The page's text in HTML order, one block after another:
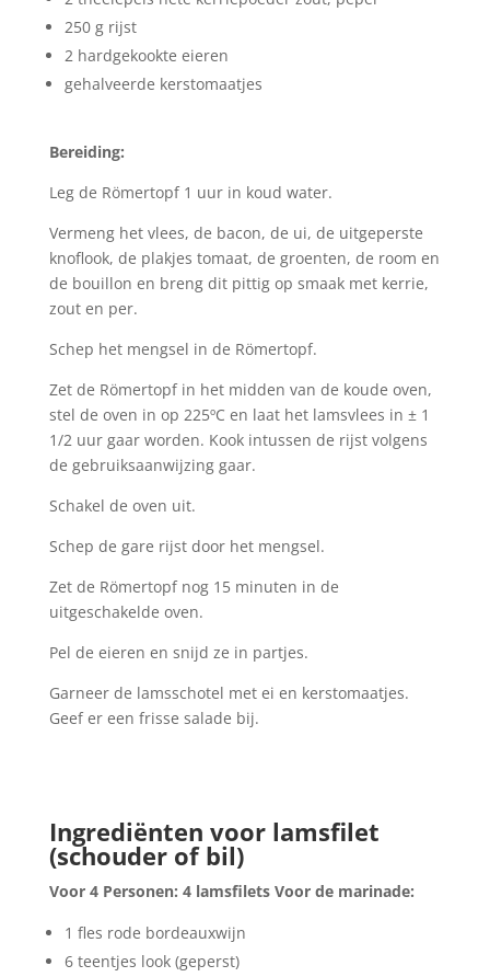
250 g rijst
2 hardgekookte eieren
gehalveerde kerstomaatjes
Bereiding:
Leg de Römertopf 1 uur in koud water.
Vermeng het vlees, de bacon, de ui, de uitgeperste
knoflook, de plakjes tomaat, de groenten, de room en
de bouillon en breng dit pittig op smaak met kerrie,
zout en per.
Schep het mengsel in de Römertopf.
Zet de Römertopf in het midden van de koude oven,
stel de oven in op 225ºC en laat het lamsvlees in ± 1
1/2 uur gaar worden. Kook intussen de rijst volgens
de gebruiksaanwijzing gaar.
Schakel de oven uit.
Schep de gare rijst door het mengsel.
Zet de Römertopf nog 15 minuten in de
uitgeschakelde oven.
Pel de eieren en snijd ze in partjes.
Garneer de lamsschotel met ei en kerstomaatjes.
Geef er een frisse salade bij.
Ingrediënten voor lamsfilet
(schouder of bil)
Voor 4 Personen: 4 lamsfilets Voor de marinade:
1 fles rode bordeauxwijn
6 teentjes look (geperst)